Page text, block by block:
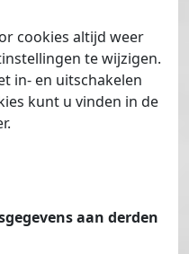
cookies altijd weer
te wijzigen.
in- en uitschakelen
kunt u vinden in de
aan derden